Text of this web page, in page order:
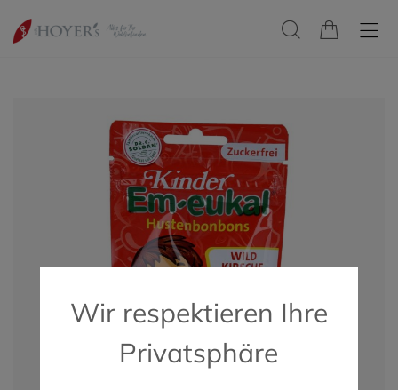
Wir respektieren Ihre
Privatsphäre